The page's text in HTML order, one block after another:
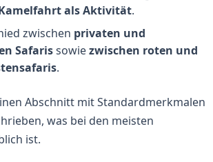
als Aktivität.
zwischen privaten und
Safarissowiezwischen roten und
.
Abschnitt mit Standardmerkmalen
was bei den meisten
ist.